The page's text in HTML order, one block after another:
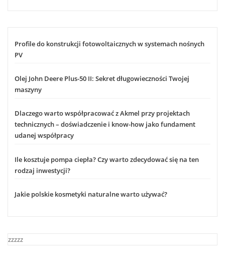
Profile do konstrukcji fotowoltaicznych w systemach nośnych
PV
Olej John Deere Plus-50 II: Sekret długowieczności Twojej
maszyny
Dlaczego warto współpracować z Akmel przy projektach
technicznych – doświadczenie i know-how jako fundament
udanej współpracy
Ile kosztuje pompa ciepła? Czy warto zdecydować się na ten
rodzaj inwestycji?
Jakie polskie kosmetyki naturalne warto używać?
zzzzz